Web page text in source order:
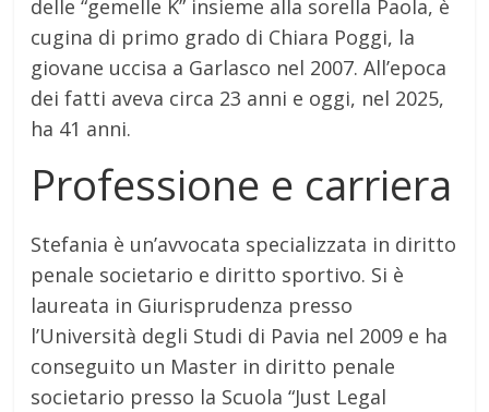
delle “gemelle K” insieme alla sorella Paola, è
cugina di primo grado di Chiara Poggi, la
giovane uccisa a Garlasco nel 2007. All’epoca
dei fatti aveva circa 23 anni e oggi, nel 2025,
ha 41 anni.
Professione e carriera
Stefania è un’avvocata specializzata in diritto
penale societario e diritto sportivo. Si è
laureata in Giurisprudenza presso
l’Università degli Studi di Pavia nel 2009 e ha
conseguito un Master in diritto penale
societario presso la Scuola “Just Legal